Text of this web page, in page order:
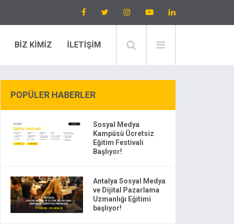
BİZ KİMİZ İLETİŞİM
POPÜLER HABERLER
Sosyal Medya
Kampüsü Ücretsiz
Eğitim Festivali
Başlıyor!
Antalya Sosyal Medya
ve Dijital Pazarlama
Uzmanlığı Eğitimi
başlıyor!